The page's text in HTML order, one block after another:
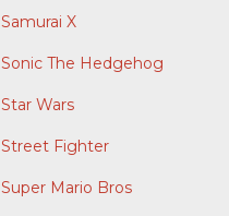
Samurai X
Sonic The Hedgehog
Star Wars
Street Fighter
Super Mario Bros